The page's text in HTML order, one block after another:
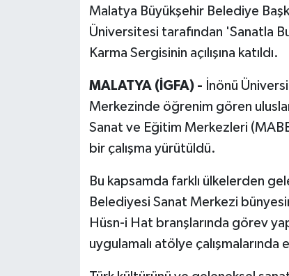
Malatya Büyükşehir Belediye
Üniversitesi tarafından 'Sanatla
Karma Sergisinin açılışına katıldı.
MALATYA (İGFA) - İnönü
Merkezinde öğrenim gören
Sanat ve Eğitim Merkezleri
bir çalışma yürütüldü.
Bu kapsamda farklı ülkelerden
Belediyesi Sanat Merkezi
Hüsn-i Hat branşlarında görev
uygulamalı atölye çalışmalarında